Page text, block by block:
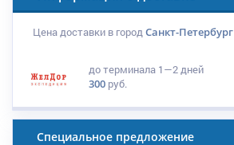
Цена доставки в городСанкт-Петербург
до терминала 1—2 дней
300 руб.
Специальное предложение